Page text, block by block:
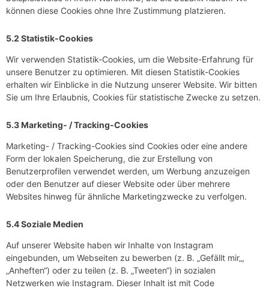
können diese Cookies ohne Ihre Zustimmung platzieren.
5.2 Statistik-Cookies
Wir verwenden Statistik-Cookies, um die Website-Erfahrung für
unsere Benutzer zu optimieren. Mit diesen Statistik-Cookies
erhalten wir Einblicke in die Nutzung unserer Website. Wir bitten
Sie um Ihre Erlaubnis, Cookies für statistische Zwecke zu setzen.
5.3 Marketing- / Tracking-Cookies
Marketing- / Tracking-Cookies sind Cookies oder eine andere
Form der lokalen Speicherung, die zur Erstellung von
Benutzerprofilen verwendet werden, um Werbung anzuzeigen
oder den Benutzer auf dieser Website oder über mehrere
Websites hinweg für ähnliche Marketingzwecke zu verfolgen.
5.4 Soziale Medien
Auf unserer Website haben wir Inhalte von Instagram
eingebunden, um Webseiten zu bewerben (z. B. „Gefällt mir„,
„Anheften“) oder zu teilen (z. B. „Tweeten“) in sozialen
Netzwerken wie Instagram. Dieser Inhalt ist mit Code